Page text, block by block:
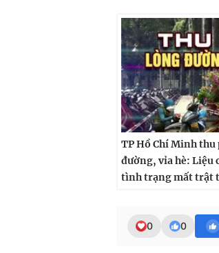
TP Hồ Chí Minh
đường, vỉa hè: Liệu
tình trạng mất trật
0 0